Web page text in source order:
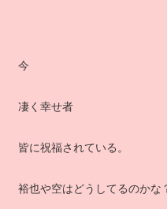
今
凄く幸せ者
皆に祝福されている。
裕也や空はどうしてるのかな